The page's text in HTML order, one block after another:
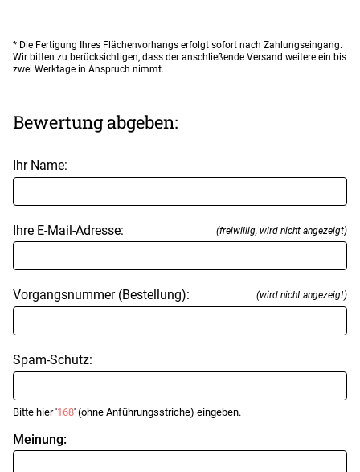
* Die Fertigung Ihres Flächenvorhangs erfolgt sofort nach Zahlungseingang.
Wir bitten zu berücksichtigen, dass der anschließende Versand weitere ein bis
zwei Werktage in Anspruch nimmt.
Bewertung abgeben:
Ihr Name:
Ihre E-Mail-Adresse: (freiwillig, wird nicht angezeigt)
Vorgangsnummer (Bestellung): (wird nicht angezeigt)
Spam-Schutz:
Bitte hier '168' (ohne Anführungsstriche) eingeben.
Meinung: